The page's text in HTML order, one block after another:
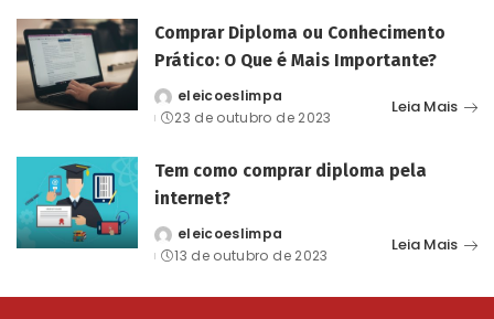
Comprar Diploma ou Conhecimento
Prático: O Que é Mais Importante?
Posted
by
eleicoeslimpa
23 de outubro de 2023
Leia Mais
Tem como comprar diploma pela
internet?
Posted
by
eleicoeslimpa
13 de outubro de 2023
Leia Mais